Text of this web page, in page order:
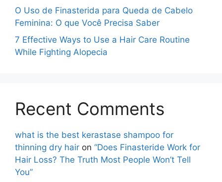
O Uso de Finasterida para Queda de Cabelo
Feminina: O que Você Precisa Saber
7 Effective Ways to Use a Hair Care Routine
While Fighting Alopecia
Recent Comments
what is the best kerastase shampoo for
thinning dry hair on “Does Finasteride Work for
Hair Loss? The Truth Most People Won’t Tell
You”